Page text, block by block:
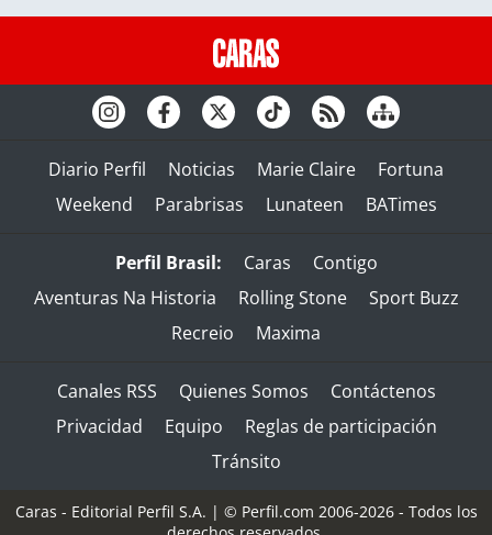
Diario Perfil Noticias Marie Claire
Fortuna
Weekend
Parabrisas Lunateen BATimes
Perfil Brasil: Caras
Contigo
Aventuras Na Historia
Rolling Stone
Sport Buzz
Recreio
Maxima
Canales RSS Quienes Somos
Contáctenos
Privacidad
Equipo
Reglas de participación
Tránsito
Caras - Editorial Perfil S.A. | © Perfil.com 2006-2026 - Todos los